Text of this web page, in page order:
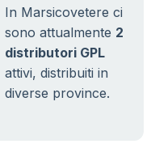
In Marsicovetere ci
sono attualmente 2
distributori GPL
attivi, distribuiti in
diverse province.